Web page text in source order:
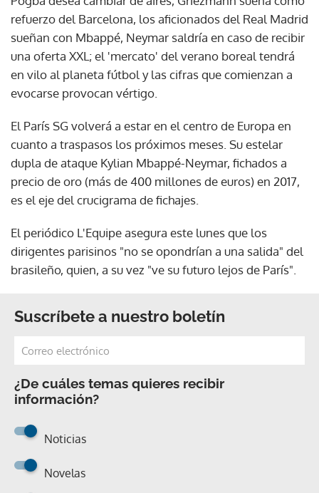
refuerzo del Barcelona, los aficionados del Real Madrid
sueñan con Mbappé, Neymar saldría en caso de recibir
una oferta XXL; el 'mercato' del verano boreal tendrá
en vilo al planeta fútbol y las cifras que comienzan a
evocarse provocan vértigo.
El París SG volverá a estar en el centro de Europa en
cuanto a traspasos los próximos meses. Su estelar
dupla de ataque Kylian Mbappé-Neymar, fichados a
precio de oro (más de 400 millones de euros) en 2017,
es el eje del crucigrama de fichajes.
El periódico L'Equipe asegura este lunes que los
dirigentes parisinos "no se opondrían a una salida" del
brasileño, quien, a su vez "ve su futuro lejos de París".
Suscríbete a nuestro boletín
¿De cuáles temas quieres recibir
información?
Noticias
Novelas